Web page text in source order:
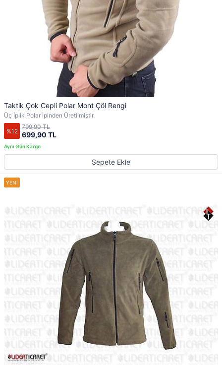
Taktik Çok Cepli Polar Mont Çöl Rengi
Üç İplik Polar İpinden Üretilmiştir.
%12 699,90 TL
799,90 TL
Sepete Ekle